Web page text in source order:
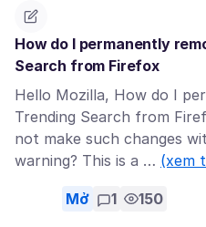
How do I permanently
Search from Firefox
Hello Mozilla, How do I
Trending Search from
not make such changes
warning? This is a … (xem
Mở 1 150